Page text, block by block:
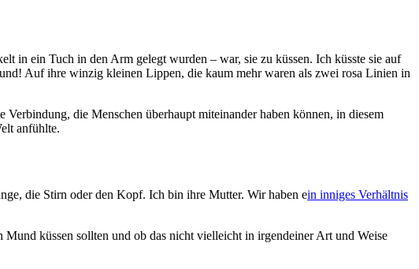
in ein Tuch in den Arm gelegt wurden – war, sie zu küssen. Ich küsste sie auf
Auf ihre winzig kleinen Lippen, die kaum mehr waren als zwei rosa Linien in
die Menschen überhaupt miteinander haben können, in diesem
anfühlte.
die Stirn oder den Kopf. Ich bin ihre Mutter. Wir haben ein inniges Verhältnis
küssen sollten und ob das nicht vielleicht in irgendeiner Art und Weise